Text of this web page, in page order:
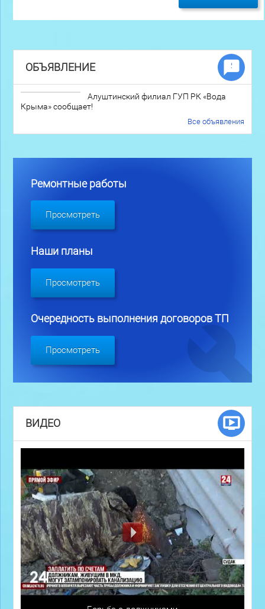
ОБЪЯВЛЕНИЕ
Алуштинский филиал ГУП РК «Вода
Крыма» сообщает!
Все объявления
Ремонтные работы
Просмотреть
Наши планы
Просмотреть
Очередность выполнения договоров ТП
Просмотреть
ВИДЕО